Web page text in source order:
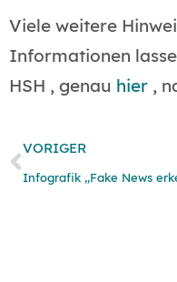
Viele weitere
Informationen
HSH , genau hier ,
VORIGER